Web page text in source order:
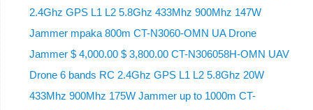
2.4Ghz GPS L1 L2 5.8Ghz 433Mhz 900Mhz 147W
Jammer mpaka 800m CT-N3060-OMN UA Drone
Jammer $ 4,000.00 $ 3,800.00 CT-N306058H-OMN UAV
Drone 6 bands RC 2.4Ghz GPS L1 L2 5.8Ghz 20W
433Mhz 900Mhz 175W Jammer up to 1000m CT-